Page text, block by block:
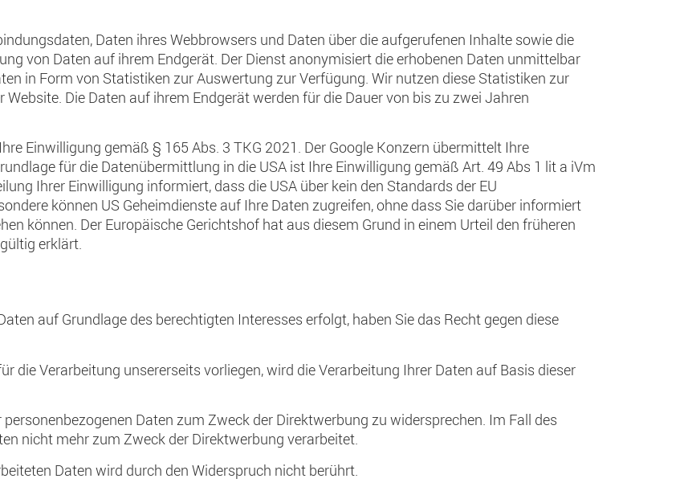
Daten ihres Webbrowsers und Daten über die aufgerufenen Inhalte sowie die
von Daten auf ihrem Endgerät. Der Dienst anonymisiert die erhobenen Daten unmittelbar
in Form von Statistiken zur Auswertung zur Verfügung. Wir nutzen diese Statistiken zur
Die Daten auf ihrem Endgerät werden für die Dauer von bis zu zwei Jahren
Einwilligung gemäß § 165 Abs. 3 TKG 2021. Der Google Konzern übermittelt Ihre
für die Datenübermittlung in die USA ist Ihre Einwilligung gemäß Art. 49 Abs 1 lit a iVm
Ihrer Einwilligung informiert, dass die USA über kein den Standards der EU
können US Geheimdienste auf Ihre Daten zugreifen, ohne dass Sie darüber informiert
können. Der Europäische Gerichtshof hat aus diesem Grund in einem Urteil den früheren
erklärt.
auf Grundlage des berechtigten Interesses erfolgt, haben Sie das Recht gegen diese
die Verarbeitung unsererseits vorliegen, wird die Verarbeitung Ihrer Daten auf Basis dieser
Daten zum Zweck der Direktwerbung zu widersprechen. Im Fall des
nicht mehr zum Zweck der Direktwerbung verarbeitet.
Daten wird durch den Widerspruch nicht berührt.